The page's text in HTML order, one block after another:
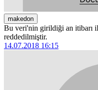
makedon
Bu veri'nin girildiği an itibarı
reddedilmiştir.
14.07.2018 16:15